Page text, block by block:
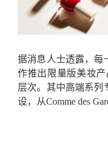
据消息人士透露，每
作推出限量版美妆
层次。其中高端系列
设，从Comme des